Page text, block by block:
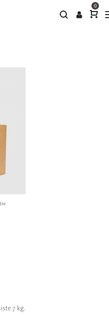
0
7 kg.